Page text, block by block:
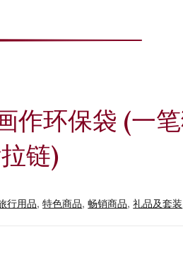
作环保袋 (一
链)
行用品,特色商品,畅销商品,礼品及套装